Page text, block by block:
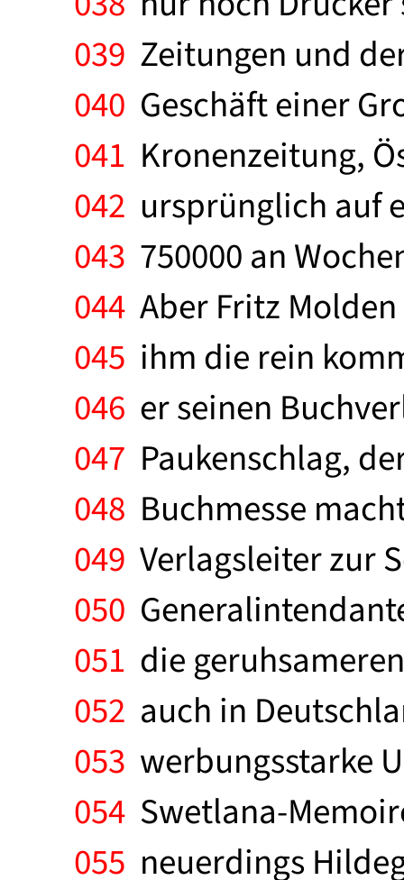
039 Zeitungen und
040 Geschäft einer
041 Kronenzeitung,
042 ursprünglich auf
043 750000 an
044 Aber Fritz
045 ihm die rein
046 er seinen
047 Paukenschlag,
048 Buchmesse
049 Verlagsleiter zur
050
051 die
052 auch in
053 werbungsstarke
054 Swetlana-
055 neuerdings